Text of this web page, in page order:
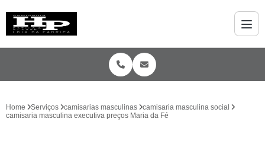
Home Serviços camisarias masculinas
camisaria masculina social
camisaria masculina executiva preços Maria da Fé